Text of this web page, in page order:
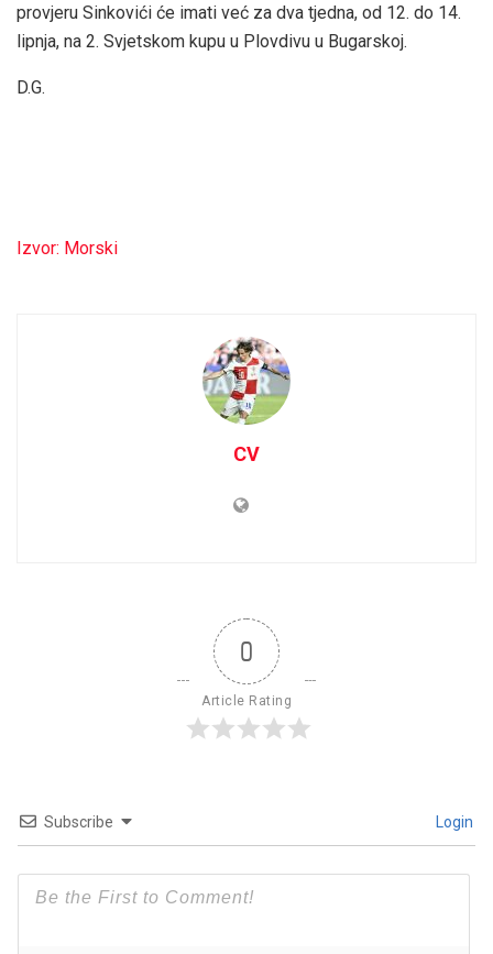
provjeru Sinkovići će imati već za dva tjedna, od 12. do 14.
lipnja, na 2. Svjetskom kupu u Plovdivu u Bugarskoj.
D.G.
Izvor: Morski
CV
0
Article Rating
Subscribe Login